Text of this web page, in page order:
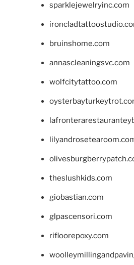
sparklejewelryinc.com
bruinshome.com
annascleaningsvc.com
wolfcitytattoo.com
theslushkids.com
giobastian.com
glpascensori.com
rifloorepoxy.com